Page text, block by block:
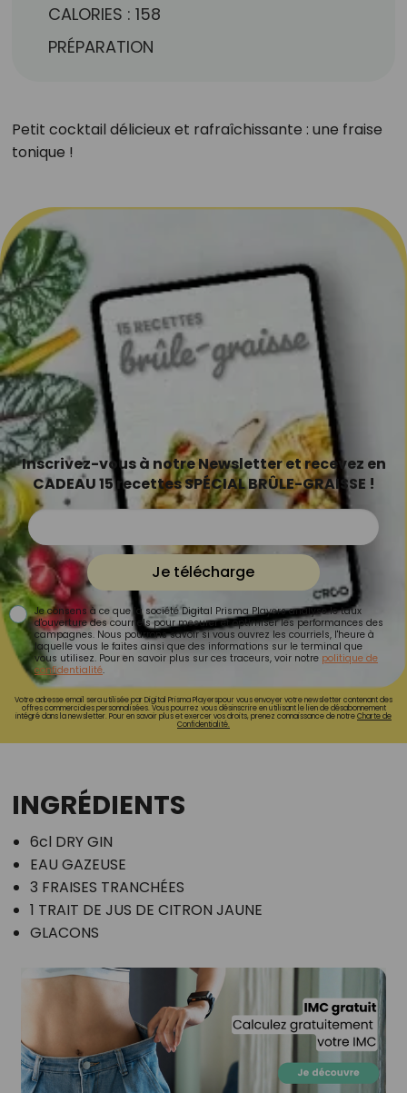
CALORIES : 158
PRÉPARATION
Petit cocktail délicieux et rafraîchissante : une fraise
tonique !
Inscrivez-vous à notre Newsletter et recevez en
CADEAU 15 recettes SPÉCIAL BRÛLE-GRAISSE !
Je télécharge
Je consens à ce que la société Digital Prisma Players analyse le taux
d'ouverture des courriels pour mesurer et optimiser les performances des
campagnes. Nous pourrons savoir si vous ouvrez les courriels, l'heure à
laquelle vous le faites ainsi que des informations sur le terminal que
vous utilisez. Pour en savoir plus sur ces traceurs, voir notre politique de
confidentialité.
Votre adresse email sera utilisée par Digital Prisma Playerspour vous envoyer votre newsletter contenant des
offres commerciales personnalisées. Vous pourrez vous désinscrire en utilisant le lien de désabonnement
intégré dans la newsletter. Pour en savoir plus et exercer vos droits, prenez connaissance de notreCharte de
Confidentialité.
INGRÉDIENTS
6cl DRY GIN
EAU GAZEUSE
3 FRAISES TRANCHÉES
1 TRAIT DE JUS DE CITRON JAUNE
GLACONS